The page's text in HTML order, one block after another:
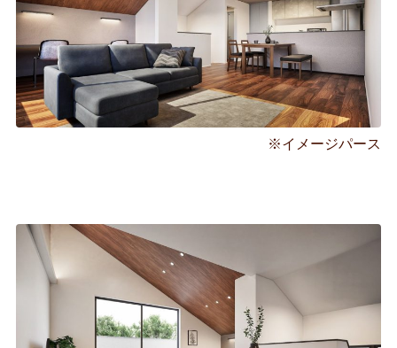
※イメージパース